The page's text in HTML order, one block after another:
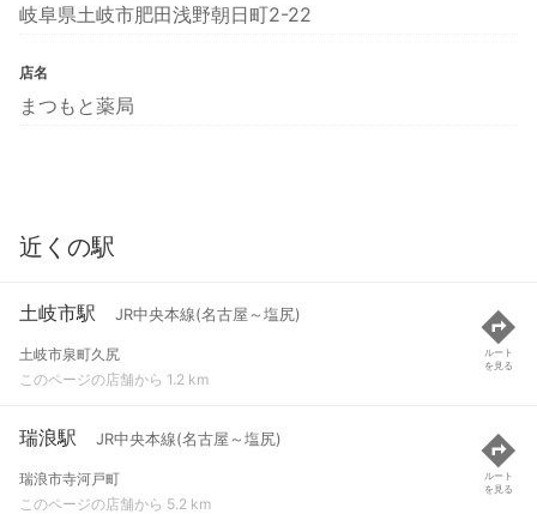
岐阜県土岐市肥田浅野朝日町2-22
店名
まつもと薬局
近くの駅
土岐市駅 JR中央本線(名古屋～塩尻)
土岐市泉町久尻
このページの店舗から 1.2 km
ルート
を見る
瑞浪駅 JR中央本線(名古屋～塩尻)
瑞浪市寺河戸町
このページの店舗から 5.2 km
ルート
を見る